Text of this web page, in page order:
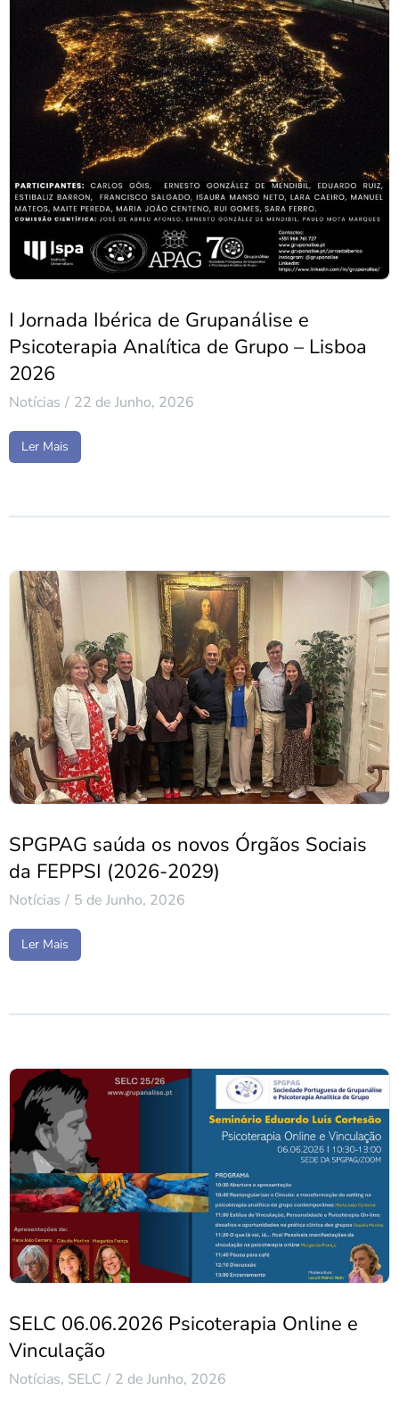
I Jornada Ibérica de Grupanálise e
Psicoterapia Analítica de Grupo – Lisboa
2026
Notícias 22 de Junho, 2026
Ler Mais
SPGPAG saúda os novos Órgãos Sociais
da FEPPSI (2026-2029)
Notícias 5 de Junho, 2026
Ler Mais
SELC 06.06.2026 Psicoterapia Online e
Vinculação
Notícias, SELC 2 de Junho, 2026